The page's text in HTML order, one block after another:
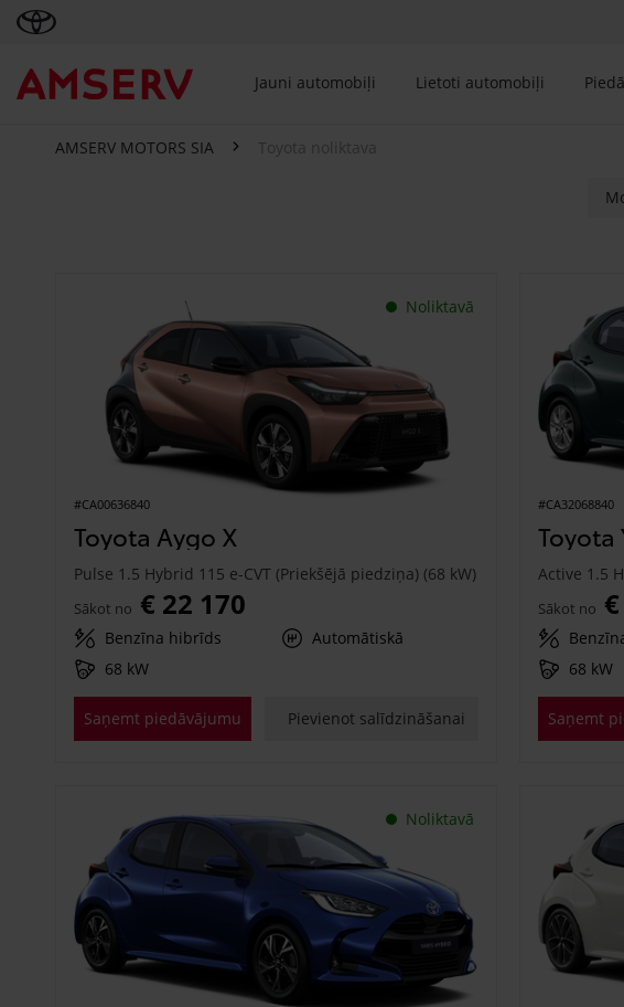
Jauni automobiļi Lietoti automobiļi
AMSERV MOTORS SIA Toyota noliktava
Noliktavā
#CA00636840
Toyota Aygo X
Pulse 1.5 Hybrid 115 e-CVT (Priekšējā piedziņa) (68 kW)
Sākot no € 22 170
Benzīna hibrīds
Automātiskā
68 kW
Saņemt piedāvājumu Pievienot salīdzināšanai
#CA32068840
Toyota
Sākot no
68 kW
Saņemt
Noliktavā